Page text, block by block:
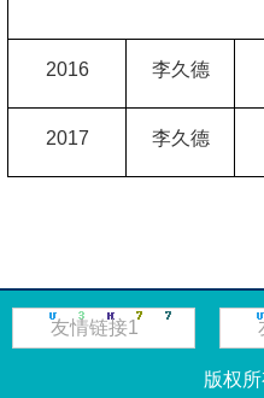
2016 李久德
2017 李久德
友情链接1
版权